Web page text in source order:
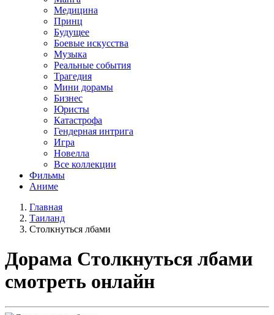
Медицина
Принц
Будущее
Боевые искусства
Музыка
Реальные события
Трагедия
Мини дорамы
Бизнес
Юристы
Катастрофа
Гендерная интрига
Игра
Новелла
Все коллекции
Фильмы
Аниме
Главная
Таиланд
Столкнуться лбами
Дорама Столкнуться лбами
смотреть онлайн